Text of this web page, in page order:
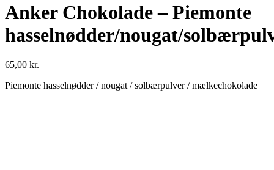
Anker Chokolade – Piemonte
hasselnødder/nougat/
65,00 kr.
Piemonte hasselnødder / nougat / solbærpulver / mælkechokolade